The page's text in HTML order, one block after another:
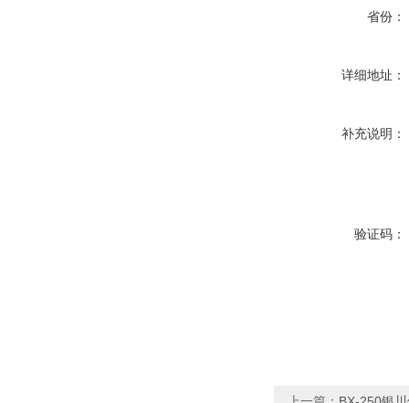
省份：
详细地址：
补充说明：
验证码：